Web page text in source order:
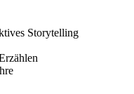
Storytelling